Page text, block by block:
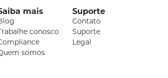
mais
conosco
somos
Suporte
Contato
Suporte
Legal